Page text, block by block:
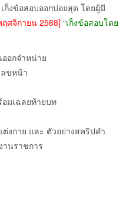
เก็งข้อสอบออกบ่อยสุด โดยผู้มี
ศจิกายน 2568] “เก็งข้อสอบโดย
อกจำหน่าย
ขหน้า
มเฉลยท้ายบท
งกาย และ ตัวอย่างสคริปคำ
นราชการ